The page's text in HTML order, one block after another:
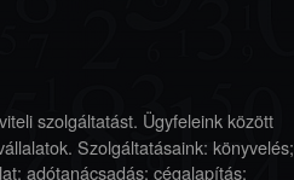
szolgáltatást. Ügyfeleink között
Szolgáltatásaink: könyvelés;
adótanácsadás; cégalapítás;